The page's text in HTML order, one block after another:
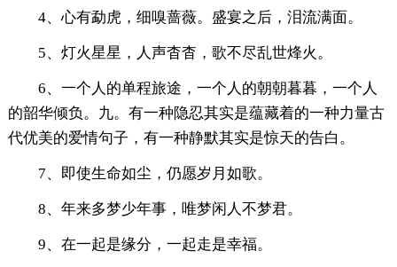
4、心有勐虎，细嗅蔷薇。盛宴之后，泪流满面。
5、灯火星星，人声杳杳，歌不尽乱世烽火。
6、一个人的单程旅途，一个人的朝朝暮暮，一个人
的韶华倾负。九。有一种隐忍其实是蕴藏着的一种力量古
代优美的爱情句子，有一种静默其实是惊天的告白。
7、即使生命如尘，仍愿岁月如歌。
8、年来多梦少年事，唯梦闲人不梦君。
9、在一起是缘分，一起走是幸福。